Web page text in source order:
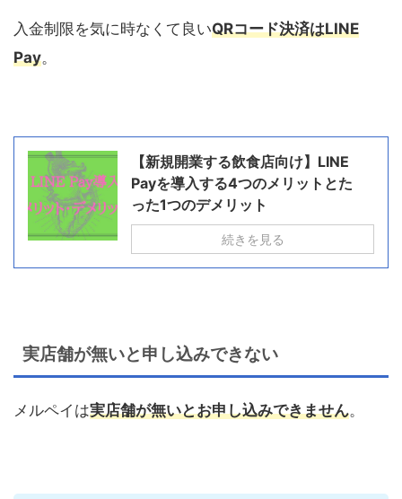
入金制限を気に時なくて良いQRコード決済はLINE
Pay。
【新規開業する飲食店向け】LINE
Payを導入する4つのメリットとた
った1つのデメリット
続きを見る
実店舗が無いと申し込みできない
メルペイは実店舗が無いとお申し込みできません。